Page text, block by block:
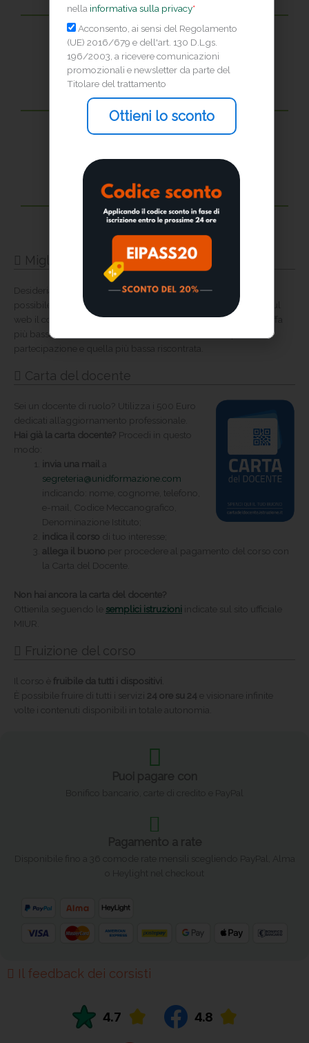
Geometri
26 crediti formativi professionali
Giornalisti
Periti Industriali
43 crediti formativi professionali
Miglior prezzo garantito
Desideriamo offrirti il corso da te scelto alla tariffa più bassa
possibile. Se, una volta iscritto sul nostro sito, dovessi trovare sul
web il corso da te scelto alle medesime condizioni e a una tariffa
più bassa,
partecipazione e quella più bassa riscontrata.
Carta del docente
Sei un docente di ruolo? Utilizza i 500 Euro
dedicati all’aggiornamento professionale.
Hai già la carta docente? Procedi in questo
modo:
invia una mail
a
segreteria@unidformazione.com
indicando: nome, cognome, telefono,
e-mail, Codice Meccanografico,
Denominazione Istituto;
indica il corso di tuo interesse;
allega il buono per procedere al pagamento del corso con
la Carta del Docente.
Non hai ancora la carta del docente?
Ottienila seguendo le semplici istruzioni indicate sul sito ufficiale
MIUR.
Fruizione del corso
Il corso è fruibile da tutti i dispositivi
È possibile fruire di tutti i servizi 24 ore su 24 e visionare infinite
volte i contenuti disponibili in totale autonomia.
Il feedback dei corsisti
nella informativa sulla privacy*
Marketing
Acconsento, ai sensi del Regolamento
(UE) 2016/679 e dell'art. 130 D.Lgs.
196/2003, a ricevere comunicazioni
promozionali e newsletter da parte del
Titolare del trattamento
Ottieni lo sconto